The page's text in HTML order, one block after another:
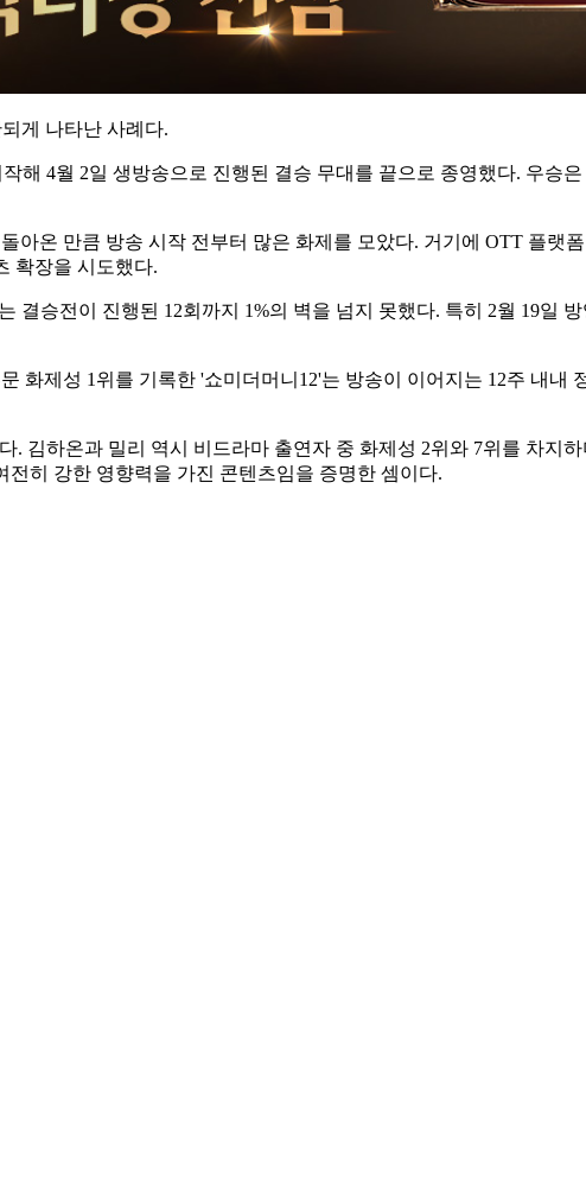
게 나타난 사례다.
해 4월 2일 생방송으로 진행된 결승 무대를 끝으로 종영했다. 우승
아온 만큼 방송 시작 전부터 많은 화제를 모았다. 거기에 OTT 플랫
확장을 시도했다.
승전이 진행된 12회까지 1%의 벽을 넘지 못했다. 특히 2월 19일
화제성 1위를 기록한 '쇼미더머니12'는 방송이 이어지는 12주 내내
김하온과 밀리 역시 비드라마 출연자 중 화제성 2위와 7위를 차지
히 강한 영향력을 가진 콘텐츠임을 증명한 셈이다.